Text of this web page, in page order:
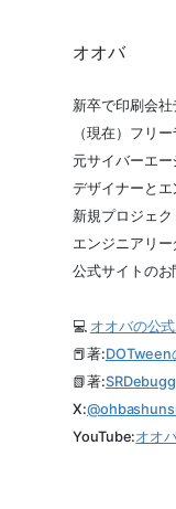
オオバ
新卒で印刷会
（現在）フリ
元サイバーエー
デザイナーとエ
新規プロジェク
エンジニアリ
公式サイトのお
💻 オオバの公
📕著:DOTween
📗著:
X:@
YouTube:オオ